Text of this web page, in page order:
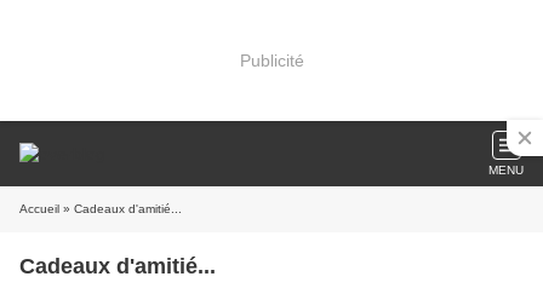
Publicité
MENU
Accueil » Cadeaux d'amitié...
Cadeaux d'amitié...